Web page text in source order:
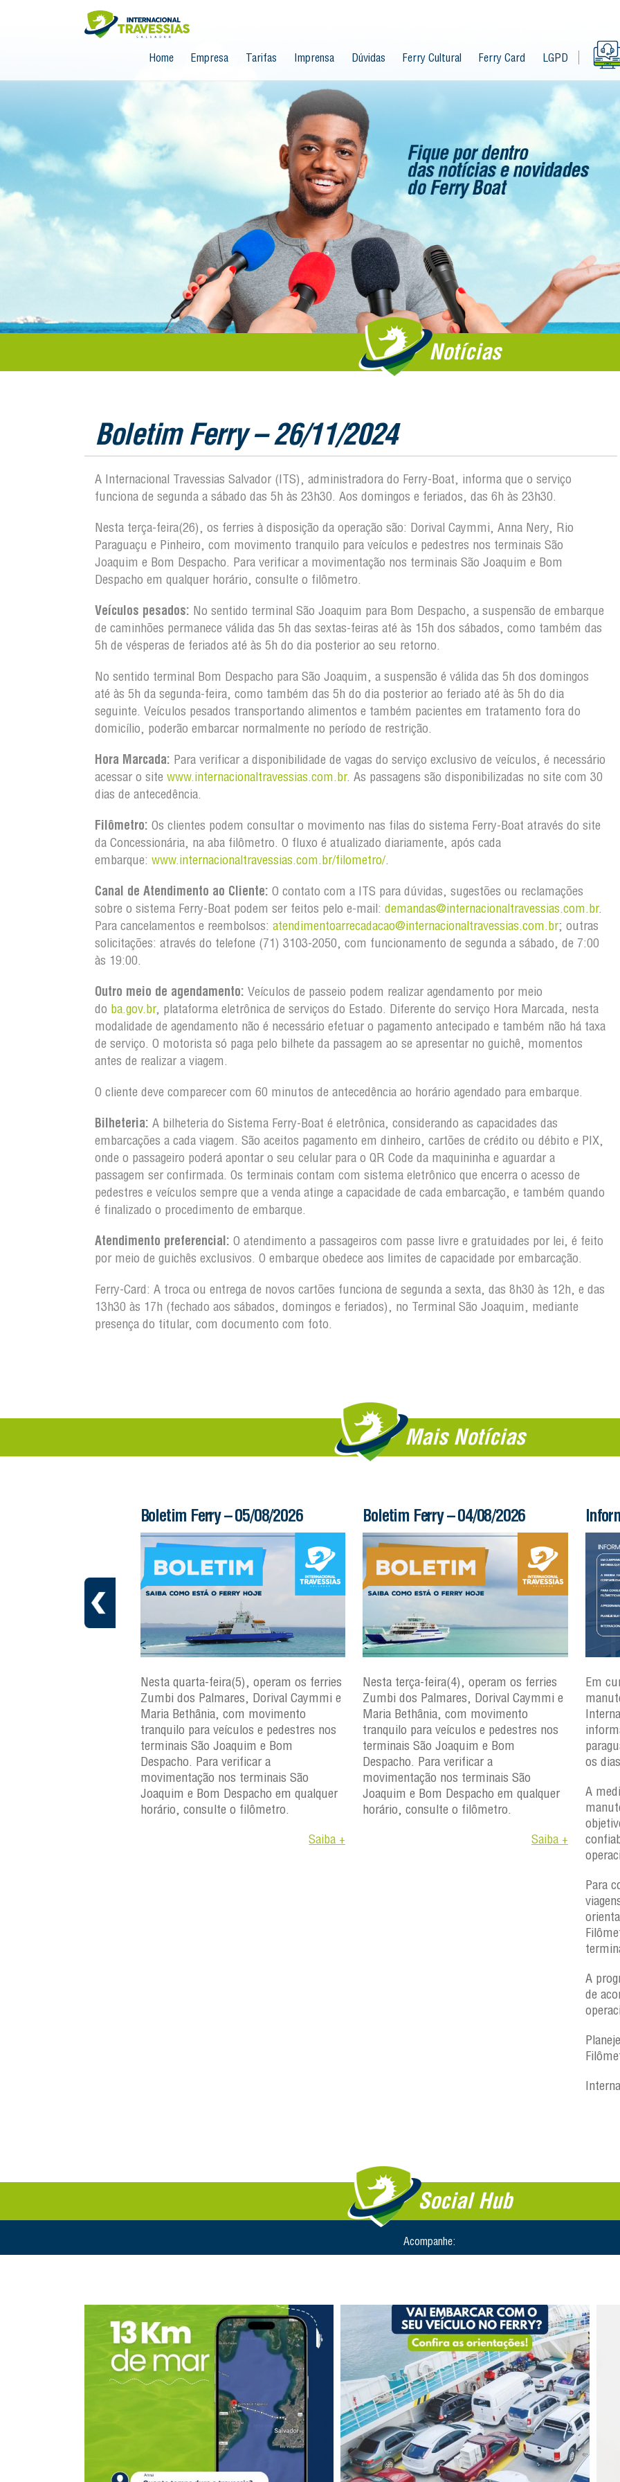
Home Empresa Tarifas Imprensa Dúvidas Ferry Cultural Ferry Card LGPD
Notícias
Boletim Ferry – 26/11/2024
A Internacional Travessias Salvador (ITS), administradora do Ferry-Boat, informa que o serviço
funciona de segunda a sábado das 5h às 23h30. Aos domingos e feriados, das 6h às 23h30.
Nesta terça-feira(26), os ferries à disposição da operação são: Dorival Caymmi, Anna Nery, Rio
Paraguaçu e Pinheiro, com movimento tranquilo para veículos e pedestres nos terminais São
Joaquim e Bom Despacho. Para verificar a movimentação nos terminais São Joaquim e Bom
Despacho em qualquer horário, consulte o filômetro.
Veículos pesados: No sentido terminal São Joaquim para Bom Despacho, a suspensão de embarque
de caminhões permanece válida das 5h das sextas-feiras até às 15h dos sábados, como também das
5h de vésperas de feriados até às 5h do dia posterior ao seu retorno.
No sentido terminal Bom Despacho para São Joaquim, a suspensão é válida das 5h dos domingos
até às 5h da segunda-feira, como também das 5h do dia posterior ao feriado até às 5h do dia
seguinte. Veículos pesados transportando alimentos e também pacientes em tratamento fora do
domicílio, poderão embarcar normalmente no período de restrição.
Hora Marcada: Para verificar a disponibilidade de vagas do serviço exclusivo de veículos, é necessário
acessar o site www.internacionaltravessias.com.br. As passagens são disponibilizadas no site com 30
dias de antecedência.
Filômetro: Os clientes podem consultar o movimento nas filas do sistema Ferry-Boat através do site
da Concessionária, na aba filômetro. O fluxo é atualizado diariamente, após cada
embarque: www.internacionaltravessias.com.br/filometro/.
Canal de Atendimento ao Cliente: O contato com a ITS para dúvidas, sugestões ou reclamações
sobre o sistema Ferry-Boat podem ser feitos pelo e-mail: demandas@internacionaltravessias.com.br.
Para cancelamentos e reembolsos: atendimentoarrecadacao@internacionaltravessias.com.br; outras
solicitações: através do telefone (71) 3103-2050, com funcionamento de segunda a sábado, de 7:00
às 19:00.
Outro meio de agendamento: Veículos de passeio podem realizar agendamento por meio
do ba.gov.br, plataforma eletrônica de serviços do Estado. Diferente do serviço Hora Marcada, nesta
modalidade de agendamento não é necessário efetuar o pagamento antecipado e também não há taxa
de serviço. O motorista só paga pelo bilhete da passagem ao se apresentar no guichê, momentos
antes de realizar a viagem.
O cliente deve comparecer com 60 minutos de antecedência ao horário agendado para embarque.
Bilheteria: A bilheteria do Sistema Ferry-Boat é eletrônica, considerando as capacidades das
embarcações a cada viagem. São aceitos pagamento em dinheiro, cartões de crédito ou débito e PIX,
onde o passageiro poderá apontar o seu celular para o QR Code da maquininha e aguardar a
passagem ser confirmada. Os terminais contam com sistema eletrônico que encerra o acesso de
pedestres e veículos sempre que a venda atinge a capacidade de cada embarcação, e também quando
é finalizado o procedimento de embarque.
Atendimento preferencial: O atendimento a passageiros com passe livre e gratuidades por lei, é feito
por meio de guichês exclusivos. O embarque obedece aos limites de capacidade por embarcação.
Ferry-Card: A troca ou entrega de novos cartões funciona de segunda a sexta, das 8h30 às 12h, e das
13h30 às 17h (fechado aos sábados, domingos e feriados), no Terminal São Joaquim, mediante
presença do titular, com documento com foto.
Mais Notícias
Boletim Ferry – 04/08/2026
Nesta terça-feira(4), operam os ferries
Zumbi dos Palmares, Dorival Caymmi e
Maria Bethânia, com movimento
tranquilo para veículos e pedestres nos
terminais São Joaquim e Bom
Despacho. Para verificar a
movimentação nos terminais São
Joaquim e Bom Despacho em qualquer
horário, consulte o filômetro.
Saiba +
Informe – 03/08/2026
Em cumprimento ao cronograma de
manutenção preventiva programada, a
Internacional Travessias Salvador
informa que a embarcaçãoRio
paraguaçuestará fora de operação entre
os dias 4 e 6 de agosto de 2026.
A medida faz parte do programa de
manutenção da frota e tem como
Nesta
para
São
São
Social Hub
Acompanhe: